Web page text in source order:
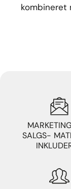
kombineret
SALGS-